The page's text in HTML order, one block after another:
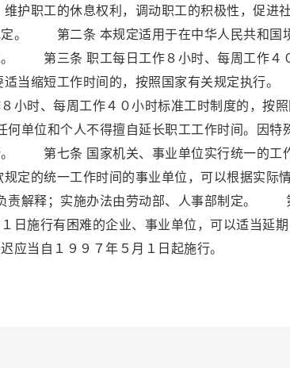
护职工的休息权利，调动职工的积极性，促进
定。 第二条 本规定适用于在中华人民共和国
工。 第三条 职工每日工作８小时、每周工
适当缩短工作时间的，按照国家有关规定执
小时、每周工作４０小时标准工时制度的，按
位和个人不得擅自延长职工工作时间。因特
。 第七条 国家机关、事业单位实行统一的工
的统一工作时间的事业单位，可以根据实际
解释；实施办法由劳动部、人事部制定。
日施行有困难的企业、事业单位，可以适当延
应当自１９９７年５月１日起施行。